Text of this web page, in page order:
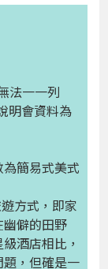
法一一列
明會資料為
簡易式美式
方式，即家
僻的田野
酒店相比，
，但確是一